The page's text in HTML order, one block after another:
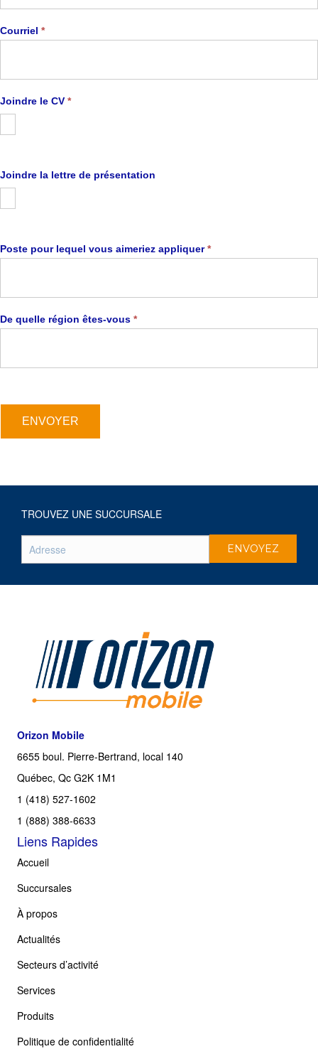
Courriel *
Joindre le CV *
Joindre la lettre de présentation
Poste pour lequel vous aimeriez appliquer*
De quelle région êtes-vous *
ENVOYER
TROUVEZ UNE SUCCURSALE
Orizon Mobile
6655 boul. Pierre-Bertrand, local 140
Québec, Qc G2K 1M1
1 (418) 527-1602
1 (888) 388-6633
Liens Rapides
Accueil
Succursales
À propos
Actualités
Secteurs d’activité
Services
Produits
Politique de confidentialité